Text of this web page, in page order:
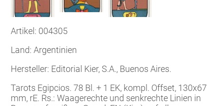
Artikel: 004305
Land: Argentinien
Hersteller: Editorial Kier, S.A., Buenos Aires.
Tarots Egipcios. 78 Bl. + 1 EK, kompl. Offset, 130x67
mm, rE. Rs.: Waagerechte und senkrechte Linien in